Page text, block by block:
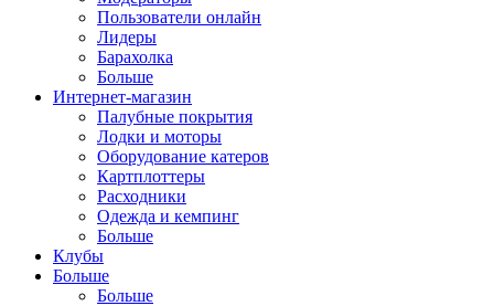
Пользователи онлайн
Лидеры
Барахолка
Больше
Интернет-магазин
Палубные покрытия
Лодки и моторы
Оборудование катеров
Картплоттеры
Расходники
Одежда и кемпинг
Больше
Клубы
Больше
Больше